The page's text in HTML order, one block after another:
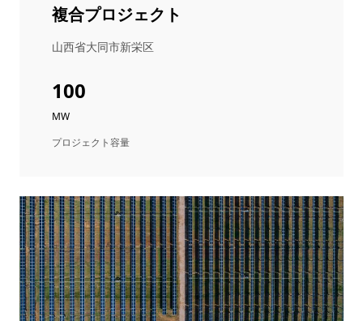
複合プロジェクト
山西省大同市新栄区
100
MW
プロジェクト容量